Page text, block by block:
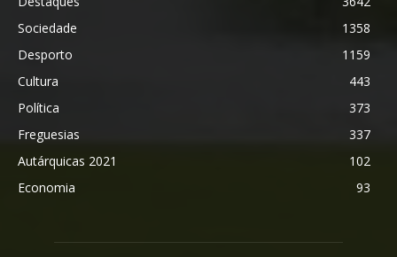
Sociedade
1358
Desporto
1159
Cultura
443
Política
373
Freguesias
337
Autárquicas 2021
102
Economia
93